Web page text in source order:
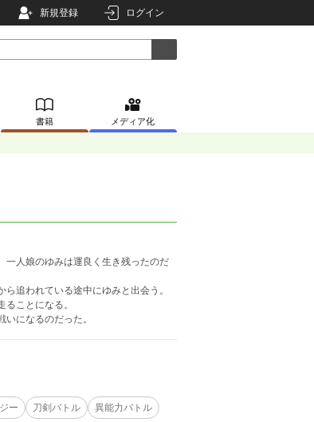
新規登録 ログイン
書籍 メディア化
一人娘のゆみは運良く生き残ったのだ
追われている途中にゆみと出会う。
ことになる。
になるのだった。
ー 刀剣バトル
異能力バトル